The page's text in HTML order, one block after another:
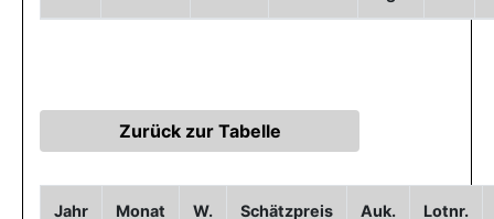
Jahr Monat W. Schätzpreis Auk. Lotnr.